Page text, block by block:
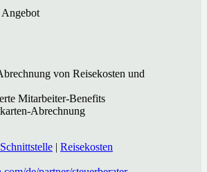
von Reisekosten und
Mitarbeiter-Benefits
Abrechnung
| Reisekosten